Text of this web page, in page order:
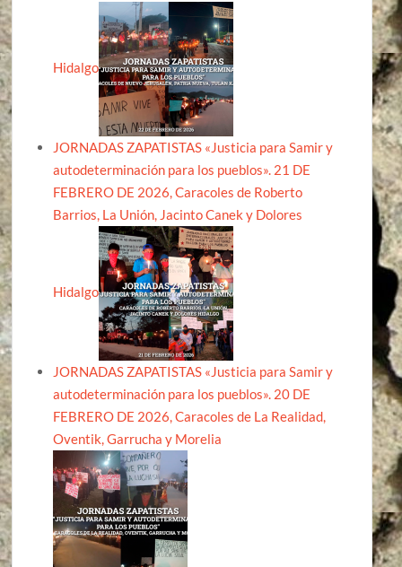
Hidalgo
JORNADAS ZAPATISTAS «Justicia para Samir y
autodeterminación para los pueblos». 21 DE
FEBRERO DE 2026, Caracoles de Roberto
Barrios, La Unión, Jacinto Canek y Dolores
Hidalgo
JORNADAS ZAPATISTAS «Justicia para Samir y
autodeterminación para los pueblos». 20 DE
FEBRERO DE 2026, Caracoles de La Realidad,
Oventik, Garrucha y Morelia